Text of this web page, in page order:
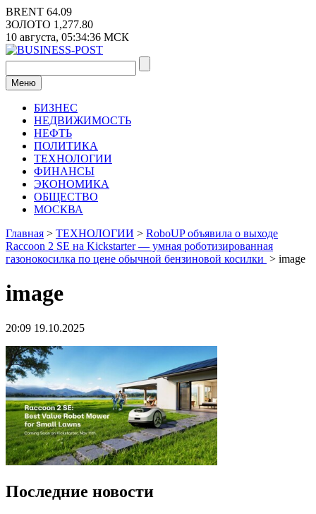
Перейти
к
содержимому
BRENT 64.09
ЗОЛОТО 1,277.80
10 августа, 05:34:36 МСК
Меню
БИЗНЕС
НЕДВИЖИМОСТЬ
НЕФТЬ
ПОЛИТИКА
ТЕХНОЛОГИИ
ФИНАНСЫ
ЭКОНОМИКА
ОБЩЕСТВО
МОСКВА
Главная > ТЕХНОЛОГИИ > RoboUP объявила о выходе
Raccoon 2 SE на Kickstarter — умная роботизированная
газонокосилка по цене обычной бензиновой косилки > image
image
20:09 19.10.2025
Последние новости